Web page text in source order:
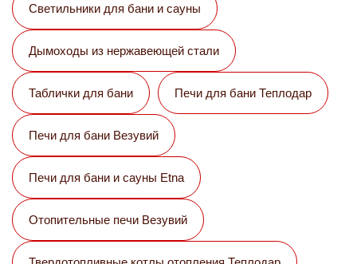
Светильники для бани и сауны
Дымоходы из нержавеющей стали
Таблички для бани Печи для бани Теплодар
Печи для бани Везувий
Печи для бани и сауны Etna
Отопительные печи Везувий